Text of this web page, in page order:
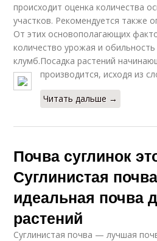
происходит оценка количества
участков. Рекомендуется также
От этих основополагающих
количество урожая и обильность
клумб.Посадка растений
производится, исходя из
Читать дальше →
Почва суглинок
Суглинистая
идеальная почва
растений
Суглинистая почва — лучшая